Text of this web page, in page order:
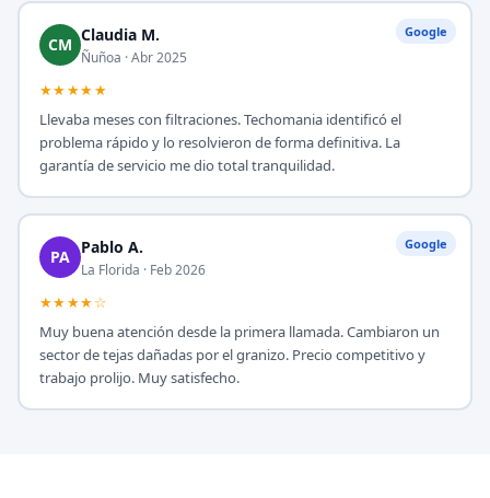
Google
CM Claudia M.
Ñuñoa · Abr 2025
★★★★★
Llevaba meses con filtraciones. Techomania identificó el
problema rápido y lo resolvieron de forma definitiva. La
garantía de servicio me dio total tranquilidad.
Google
PA Pablo A.
La Florida · Feb 2026
★★★★☆
Muy buena atención desde la primera llamada. Cambiaron un
sector de tejas dañadas por el granizo. Precio competitivo y
trabajo prolijo. Muy satisfecho.